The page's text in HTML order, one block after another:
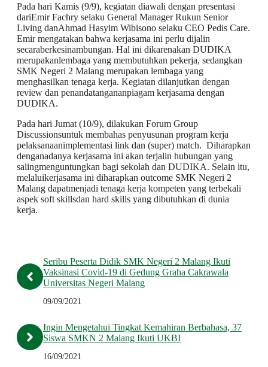
Pada hari Kamis (9/9), kegiatan diawali dengan presentasi
dariEmir Fachry selaku General Manager Rukun Senior
Living danAhmad Hasyim Wibisono selaku CEO Pedis Care.
Emir mengatakan bahwa kerjasama ini perlu dijalin
secaraberkesinambungan. Hal ini dikarenakan DUDIKA
merupakanlembaga yang membutuhkan pekerja, sedangkan
SMK Negeri 2 Malang merupakan lembaga yang
menghasilkan tenaga kerja. Kegiatan dilanjutkan dengan
review dan penandatangananpiagam kerjasama dengan
DUDIKA.
Pada hari Jumat (10/9), dilakukan Forum Group
Discussionsuntuk membahas penyusunan program kerja
pelaksanaanimplementasi link dan (super) match. Diharapkan
denganadanya kerjasama ini akan terjalin hubungan yang
salingmenguntungkan bagi sekolah dan DUDIKA. Selain itu,
melaluikerjasama ini diharapkan outcome SMK Negeri 2
Malang dapatmenjadi tenaga kerja kompeten yang terbekali
aspek soft skillsdan hard skills yang dibutuhkan di dunia
kerja.
Seribu Peserta Didik SMK Negeri 2 Malang Ikuti
Vaksinasi Covid-19 di Gedung Graha Cakrawala
Universitas Negeri Malang
09/09/2021
Ingin Mengetahui Tingkat Kemahiran Berbahasa, 37
Siswa SMKN 2 Malang Ikuti UKBI
16/09/2021